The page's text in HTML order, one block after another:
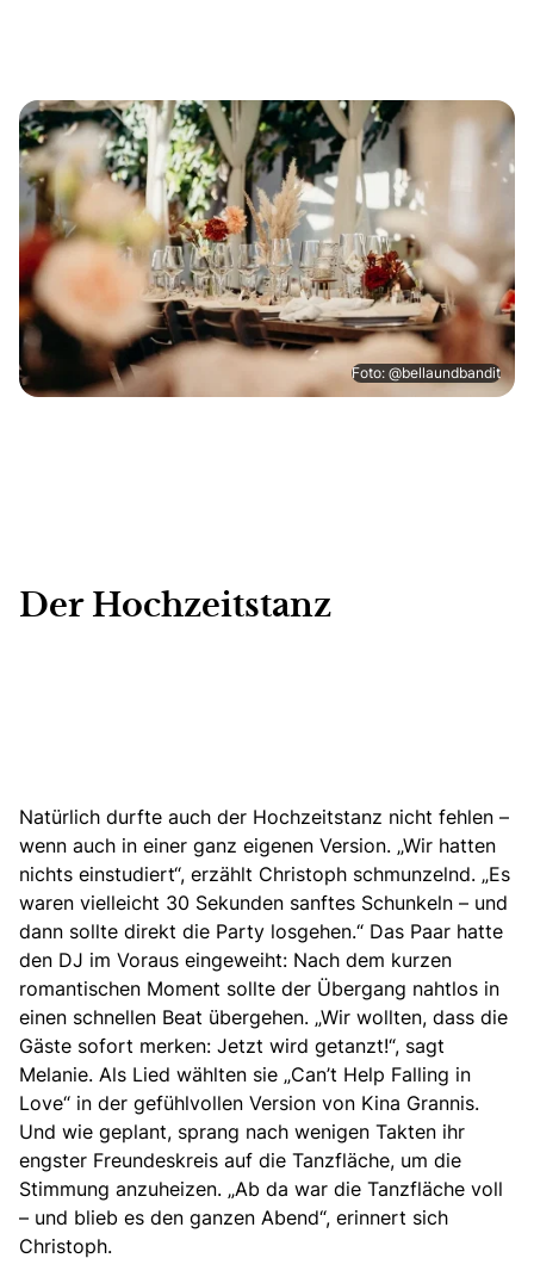
Foto: @bellaundbandit
Der Hochzeitstanz
Natürlich durfte auch der Hochzeitstanz nicht fehlen –
wenn auch in einer ganz eigenen Version. „Wir hatten
nichts einstudiert“, erzählt Christoph schmunzelnd. „Es
waren vielleicht 30 Sekunden sanftes Schunkeln – und
dann sollte direkt die Party losgehen.“ Das Paar hatte
den DJ im Voraus eingeweiht: Nach dem kurzen
romantischen Moment sollte der Übergang nahtlos in
einen schnellen Beat übergehen. „Wir wollten, dass die
Gäste sofort merken: Jetzt wird getanzt!“, sagt
Melanie. Als Lied wählten sie „Can’t Help Falling in
Love“ in der gefühlvollen Version von Kina Grannis.
Und wie geplant, sprang nach wenigen Takten ihr
engster Freundeskreis auf die Tanzfläche, um die
Stimmung anzuheizen. „Ab da war die Tanzfläche voll
– und blieb es den ganzen Abend“, erinnert sich
Christoph.